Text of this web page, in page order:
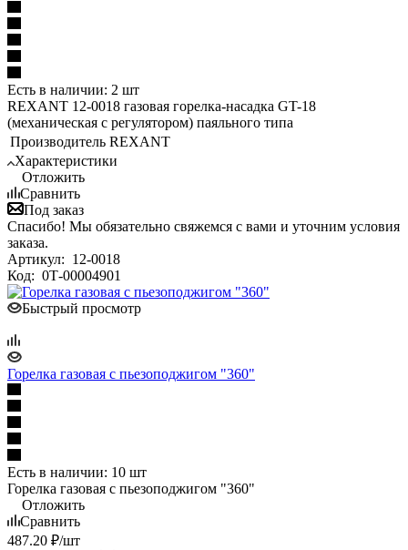
Есть в наличии: 2 шт
REXANT 12-0018 газовая горелка-насадка GT-18
(механическая с регулятором) паяльного типа
Производитель REXANT
Характеристики
Отложить
Сравнить
Под заказ
Спасибо! Мы обязательно свяжемся с вами и уточним условия
заказа.
Артикул: 12-0018
Код: 0Т-00004901
Быстрый просмотр
Горелка газовая с пьезоподжигом "360"
Есть в наличии: 10 шт
Горелка газовая с пьезоподжигом "360"
Отложить
Сравнить
487.20 ₽/шт